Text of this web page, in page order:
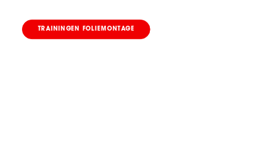
TRAININGEN FOLIEMONTAGE